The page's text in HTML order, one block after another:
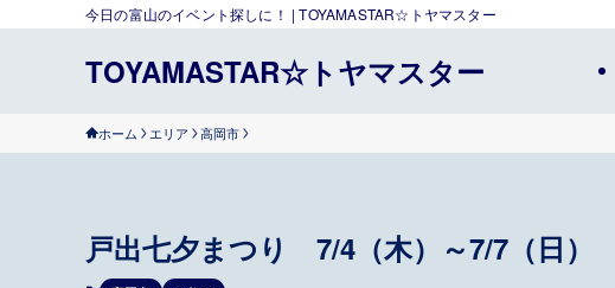
今日の富山のイベント探しに！ | TOYAMASTAR☆トヤマスター
TOYAMASTAR☆トヤマスター
ホーム エリア 高岡市
戸出七夕まつり 7/4（木）～7/7（日）